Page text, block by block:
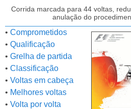
Corrida marcada para 44 voltas,
anulação do
• Comprometidos
• Qualificação
• Grelha de partida
• Classificação
• Voltas em cabeça
• Melhores voltas
• Volta por volta